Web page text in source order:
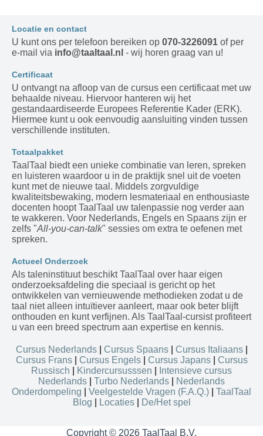
Copyright © 2026 TaalTaal B.V.
Locatie en contact
U kunt ons per telefoon bereiken op 070-3226091 of per
e-mail via info@taaltaal.nl - wij horen graag van u!
Certificaat
U ontvangt na afloop van de cursus een certificaat met uw
behaalde niveau. Hiervoor hanteren wij het
gestandaardiseerde Europees Referentie Kader (ERK).
Hiermee kunt u ook eenvoudig aansluiting vinden tussen
verschillende instituten.
Totaalpakket
TaalTaal biedt een unieke combinatie van leren, spreken
en luisteren waardoor u in de praktijk snel uit de voeten
kunt met de nieuwe taal. Middels zorgvuldige
kwaliteitsbewaking, modern lesmateriaal en enthousiaste
docenten hoopt TaalTaal uw talenpassie nog verder aan
te wakkeren. Voor Nederlands, Engels en Spaans zijn er
zelfs "All-you-can-talk" sessies om extra te oefenen met
spreken.
Actueel Onderzoek
Als taleninstituut beschikt TaalTaal over haar eigen
onderzoeksafdeling die speciaal is gericht op het
ontwikkelen van vernieuwende methodieken zodat u de
taal niet alleen intuïtiever aanleert, maar ook beter blijft
onthouden en kunt verfijnen. Als TaalTaal-cursist profiteert
u van een breed spectrum aan expertise en kennis.
Cursus Nederlands| Cursus Spaans| Cursus Italiaans|
Cursus Frans| Cursus Engels| Cursus Japans| Cursus
Russisch
Kindercursusssen
Intensieve cursus
Nederlands
Turbo Nederlands
Nederlands
Onderdompeling
Veelgestelde Vragen (F.A.Q.)
TaalTaal
Blog
Locaties| De/Het spel